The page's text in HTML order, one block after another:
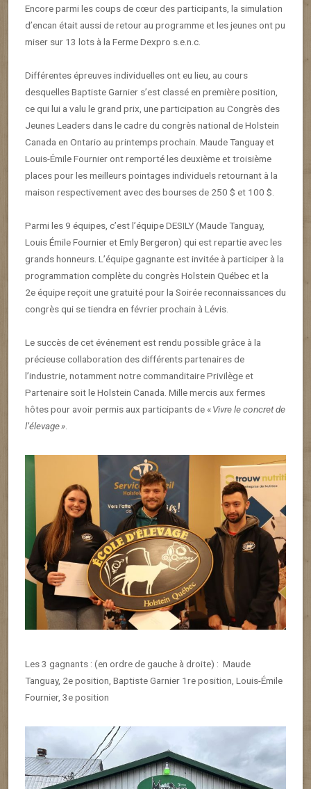
Encore parmi les coups de cœur des participants, la simulation
d’encan était aussi de retour au programme et les jeunes ont pu
miser sur 13 lots à la Ferme Dexpro s.e.n.c.
Différentes épreuves individuelles ont eu lieu, au cours
desquelles Baptiste Garnier s’est classé en première position,
ce qui lui a valu le grand prix, une participation au Congrès des
Jeunes Leaders dans le cadre du congrès national de Holstein
Canada en Ontario au printemps prochain. Maude Tanguay et
Louis-Émile Fournier ont remporté les deuxième et troisième
places pour les meilleurs pointages individuels retournant à la
maison respectivement avec des bourses de 250 $ et 100 $.
Parmi les 9 équipes, c’est l’équipe DESILY (Maude Tanguay,
Louis Émile Fournier et Emly Bergeron) qui est repartie avec les
grands honneurs. L’équipe gagnante est invitée à participer à la
programmation complète du congrès Holstein Québec et la
2eéquipe reçoit une gratuité pour la Soirée reconnaissances du
congrès qui se tiendra en février prochain à Lévis.
Le succès de cet événement est rendu possible grâce à la
précieuse collaboration des différents partenaires de
l’industrie, notamment notre commanditaire Privilège et
Partenaire soit le Holstein Canada. Mille mercis aux fermes
hôtes pour avoir permis aux participants de «Vivre le concret de
l’élevage »
Les 3 gagnants : (en ordre de gauche à droite) : Maude
Tanguay, 2eposition, Baptiste Garnier 1reposition, Louis-Émile
Fournier, 3eposition